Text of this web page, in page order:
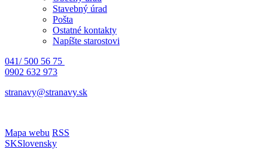
Stavebný úrad
Pošta
Ostatné kontakty
Napíšte starostovi
041/ 500 56 75
0902 632 973
stranavy@stranavy.sk
Mapa webu RSS
SKSlovensky